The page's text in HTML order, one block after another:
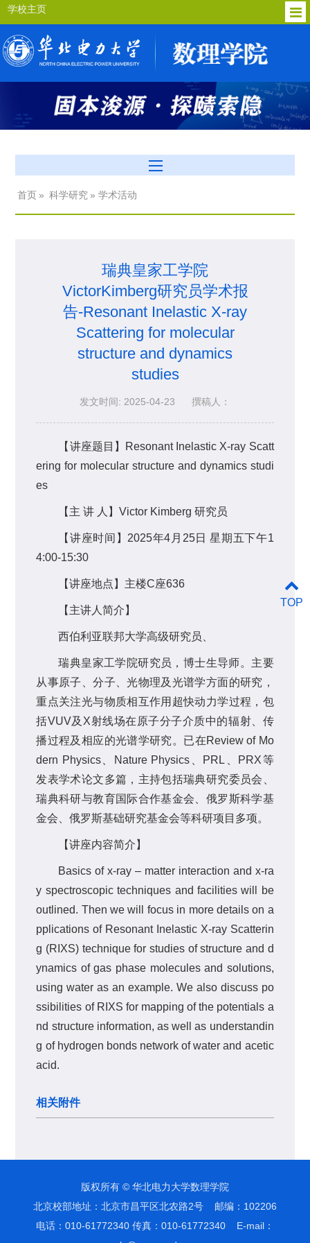
学校主页
首页 » 科学研究 » 学术活动
瑞典皇家工学院
VictorKimberg研究员学术报
告-Resonant Inelastic X-ray
Scattering for molecular
structure and dynamics
studies
发文时间: 2025-04-23 撰稿人：
【讲座题目】Resonant Inelastic X-ray Scatt
ering for molecular structure and dynamics studi
es
【主 讲 人】Victor Kimberg 研究员
【讲座时间】2025年4月25日 星期五下午1
4:00-15:30
【讲座地点】主楼C座636
【主讲人简介】
西伯利亚联邦大学高级研究员、
瑞典皇家工学院研究员，博士生导师。主要
从事原子、分子、光物理及光谱学方面的研究，
重点关注光与物质相互作用超快动力学过程，包
括VUV及X射线场在原子分子介质中的辐射、传
播过程及相应的光谱学研究。已在Review of Mo
dern Physics、Nature Physics、PRL、PRX等
发表学术论文多篇，主持包括瑞典研究委员会、
瑞典科研与教育国际合作基金会、俄罗斯科学基
金会、俄罗斯基础研究基金会等科研项目多项。
【讲座内容简介】
Basics of x-ray – matter interaction and x-ra
y spectroscopic techniques and facilities will be
outlined. Then we will focus in more details on a
pplications of Resonant Inelastic X-ray Scatterin
g (RIXS) technique for studies of structure and d
ynamics of gas phase molecules and solutions,
using water as an example. We also discuss po
ssibilities of RIXS for mapping of the potentials a
nd structure information, as well as understandin
g of hydrogen bonds network of water and acetic
acid.
相关附件
版权所有 © 华北电力大学数理学院
北京校部地址：北京市昌平区北农路2号 邮编：102206
电话：010-61772340 传真：010-61772340 E-mail：
TOP